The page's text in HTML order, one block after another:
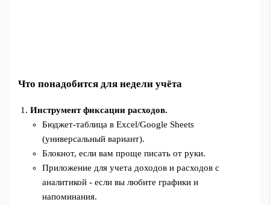
Что понадобится для недели учёта
Инструмент фиксации расходов.
Бюджет‑таблица в Excel/Google Sheets
(универсальный вариант).
Блокнот, если вам проще писать от руки.
Приложение для учета доходов и расходов с
аналитикой - если вы любите графики и
напоминания.